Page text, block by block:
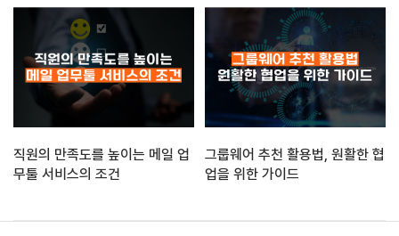
직원의 만족도를 높이는 메일 업
무툴 서비스의 조건
그룹웨어 추천 활용법, 원활한 협
업을 위한 가이드